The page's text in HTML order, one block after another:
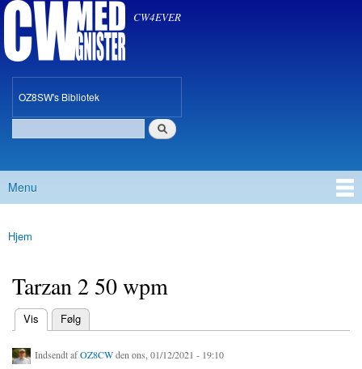
CW med Gnister CW4EVER
oz8swOZ8SW's Bibliotek
Søgefelt
Hovedmenu
Menu
Du er her
Hjem
Tarzan 2 50 wpm
Primære faneblade
Vis
(aktiv fane) Følg
Indsendt afOZ8CWden ons, 01/12/2021 - 19:10